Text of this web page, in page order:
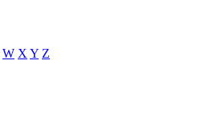
W X Y Z